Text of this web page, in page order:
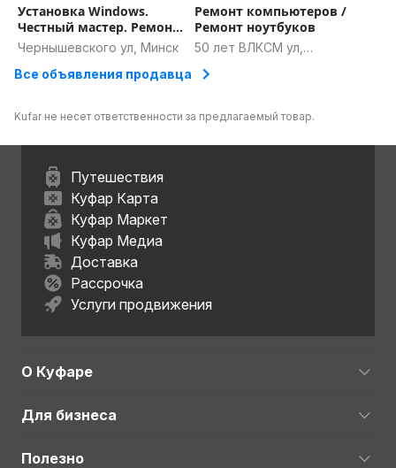
Замена оперативной памяти, шлейфа, кнопок,
звуковой карты
Ремонт ноутбуков на дому
Ремонт звуковой карты. дисплея, экрана
Звоните!
Установка Windows.
Честный мастер. Ремонт
пк и ноутбуков. Выезд на
дом. Гарантия
Чернышевского ул, Минск
Ремонт компьютеров /
Ремонт ноутбуков
50 лет ВЛКСМ ул,
область
Все объявления продавца
Kufar не несет ответственности за предлагаемый товар.
Путешествия
Куфар Карта
Куфар Маркет
Куфар Медиа
Доставка
Рассрочка
Услуги продвижения
О Куфаре
Для бизнеса
Полезно